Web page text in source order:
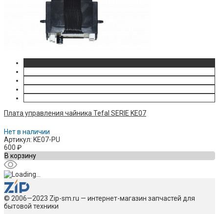
Плата управления чайника Tefal SERIE KE07
Нет в наличии
Артикул: KE07-PU
600 ₽
В корзину
© 2006—2023 Zip-sm.ru — интернет-магазин запчастей для
бытовой техники